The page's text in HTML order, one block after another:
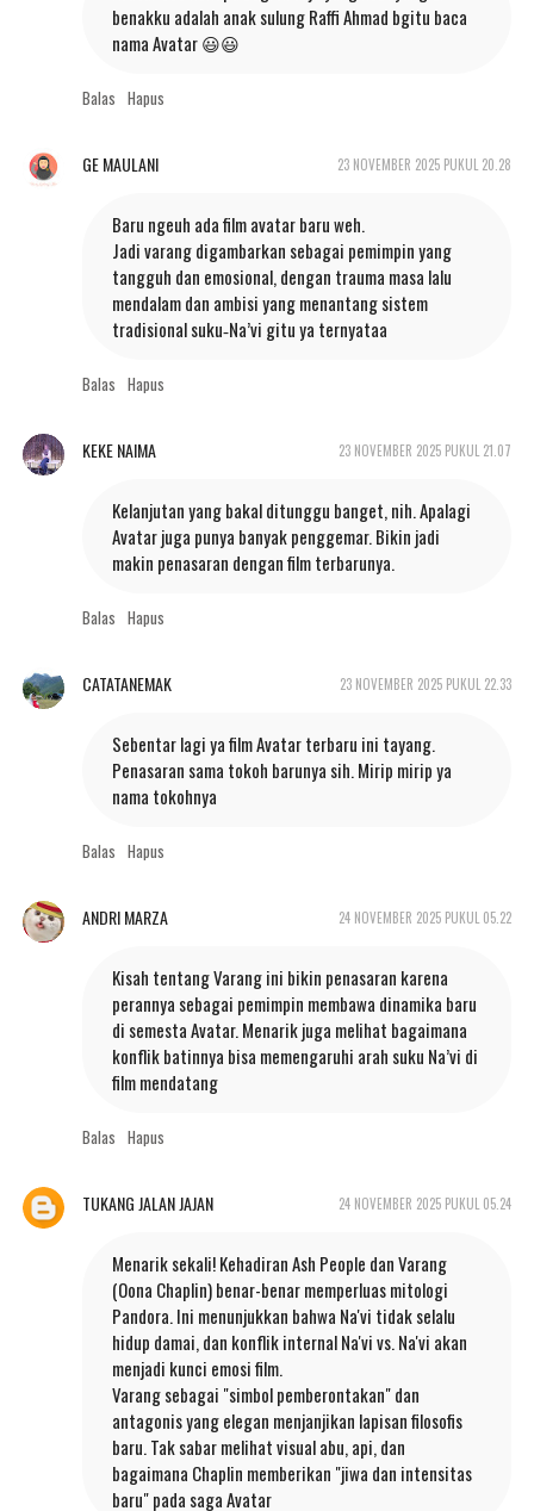
benakku adalah anak sulung Raffi Ahmad bgitu baca
nama Avatar 😃😃
Balas Hapus
GE MAULANI 23 NOVEMBER 2025 PUKUL 20.28
Baru ngeuh ada film avatar baru weh.
Jadi varang digambarkan sebagai pemimpin yang
tangguh dan emosional, dengan trauma masa lalu
mendalam dan ambisi yang menantang sistem
tradisional suku‑Na’vi gitu ya ternyataa
Balas Hapus
KEKE NAIMA 23 NOVEMBER 2025 PUKUL 21.07
Kelanjutan yang bakal ditunggu banget, nih. Apalagi
Avatar juga punya banyak penggemar. Bikin jadi
makin penasaran dengan film terbarunya.
Balas Hapus
CATATANEMAK 23 NOVEMBER 2025 PUKUL 22.33
Sebentar lagi ya film Avatar terbaru ini tayang.
Penasaran sama tokoh barunya sih. Mirip mirip ya
nama tokohnya
Balas Hapus
ANDRI MARZA 24 NOVEMBER 2025 PUKUL 05.22
Kisah tentang Varang ini bikin penasaran karena
perannya sebagai pemimpin membawa dinamika baru
di semesta Avatar. Menarik juga melihat bagaimana
konflik batinnya bisa memengaruhi arah suku Na’vi di
film mendatang
Balas Hapus
TUKANG JALAN JAJAN 24 NOVEMBER 2025 PUKUL 05.24
Menarik sekali! Kehadiran Ash People dan Varang
(Oona Chaplin) benar-benar memperluas mitologi
Pandora. Ini menunjukkan bahwa Na'vi tidak selalu
hidup damai, dan konflik internal Na'vi vs. Na'vi akan
menjadi kunci emosi film.
​Varang sebagai "simbol pemberontakan" dan
antagonis yang elegan menjanjikan lapisan filosofis
baru. Tak sabar melihat visual abu, api, dan
bagaimana Chaplin memberikan "jiwa dan intensitas
baru" pada saga Avatar